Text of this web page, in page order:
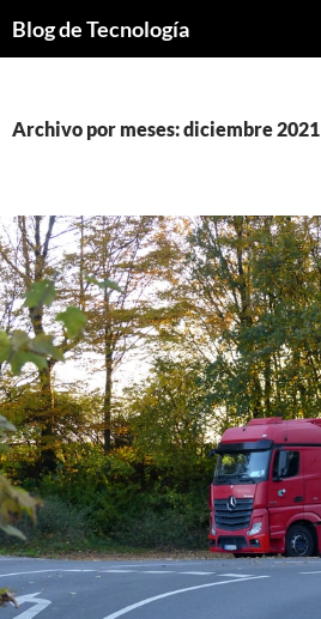
Blog de Tecnología
Archivo por meses: diciembre 2021